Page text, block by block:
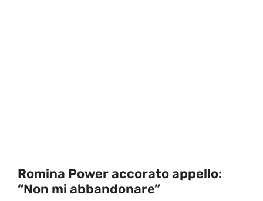
Romina Power accorato appello:
“Non mi abbandonare”